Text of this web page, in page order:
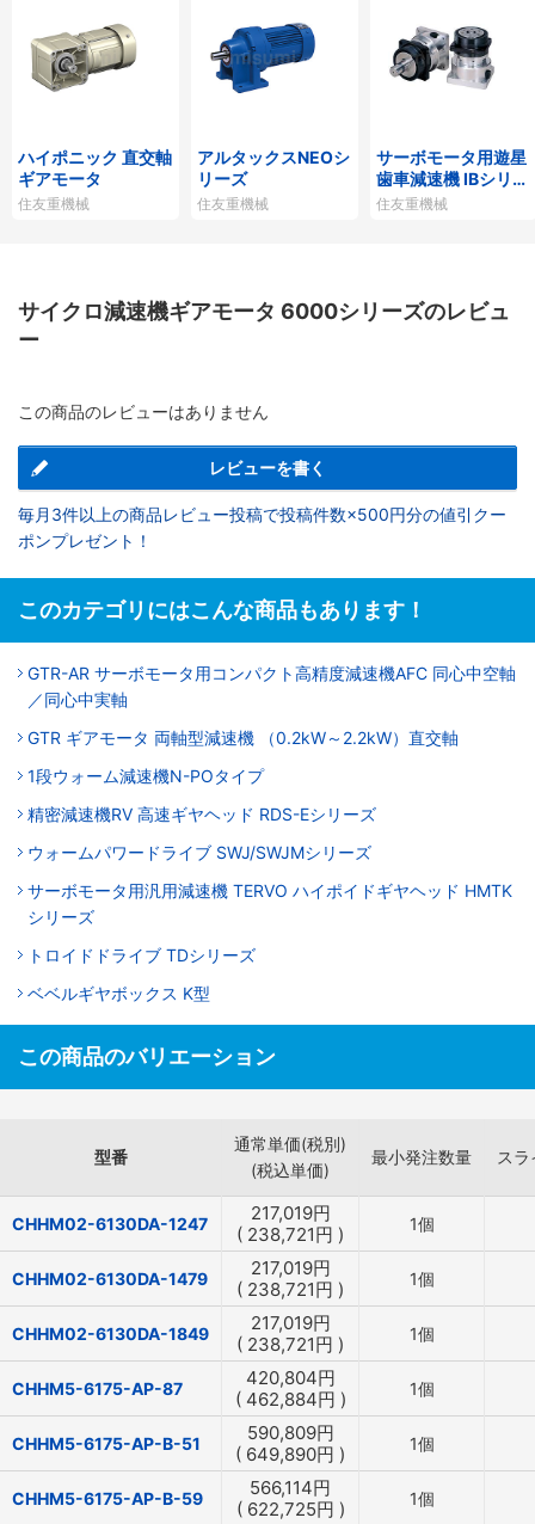
ハイポニック 直交軸
ギアモータ
住友重機械
アルタックスNEOシ
リーズ
住友重機械
サーボモータ用遊星
歯車減速機 IBシリー
ズP1タイプ
住友重機械
サイクロ減速機ギアモータ 6000シリーズのレビュ
ー
この商品のレビューはありません
レビューを書く
毎月3件以上の商品レビュー投稿で投稿件数×500円分の値引クー
ポンプレゼント！
このカテゴリにはこんな商品もあります！
GTR-AR サーボモータ用コンパクト高精度減速機AFC 同心中空軸
／同心中実軸
GTR ギアモータ 両軸型減速機 （0.2kW～2.2kW）直交軸
1段ウォーム減速機N-POタイプ
精密減速機RV 高速ギヤヘッド RDS-Eシリーズ
ウォームパワードライブ SWJ/SWJMシリーズ
サーボモータ用汎用減速機 TERVO ハイポイドギヤヘッド HMTK
シリーズ
トロイドドライブ TDシリーズ
ベベルギヤボックス K型
この商品のバリエーション
型番
通常単価(税別)
(税込単価)
最小発注数量 ス
CHHM02-6130DA-1247 217,019円
( 238,721円 ) 1個
CHHM02-6130DA-1479 217,019円
( 238,721円 ) 1個
CHHM02-6130DA-1849 217,019円
( 238,721円 ) 1個
CHHM5-6175-AP-87 420,804円
( 462,884円 ) 1個
CHHM5-6175-AP-B-51 590,809円
( 649,890円 ) 1個
CHHM5-6175-AP-B-59 566,114円
( 622,725円 ) 1個